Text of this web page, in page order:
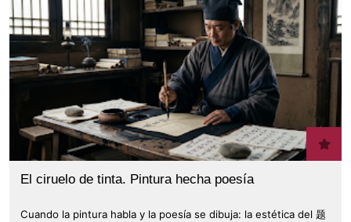
El ciruelo de tinta. Pintura hecha poesía
Cuando la pintura habla y la poesía se dibuja: la estética del 题